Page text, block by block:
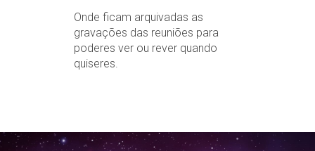
Onde ficam arquivadas as
gravações das reuniões para
poderes ver ou rever quando
quiseres.